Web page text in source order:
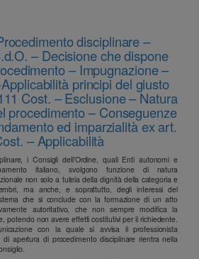
disciplinare –
– Decisione che dispone
– Impugnazione –
principi del giusto
Cost. – Esclusione – Natura
procedimento – Conseguenze
ed imparzialità ex art.
– Applicabilità
i Consigli dell’Ordine, quali Enti autonomi e
italiano, svolgono funzione di natura
non solo a tutela della dignità della categoria e
ma anche, e soprattutto, degli interessi del
che si conclude con la formazione di un atto
autoritativo, che non sempre modifica la
potendo non avere effetti costitutivi per il richiedente.
con la quale si avvisa il professionista
di apertura di procedimento disciplinare rientra nella